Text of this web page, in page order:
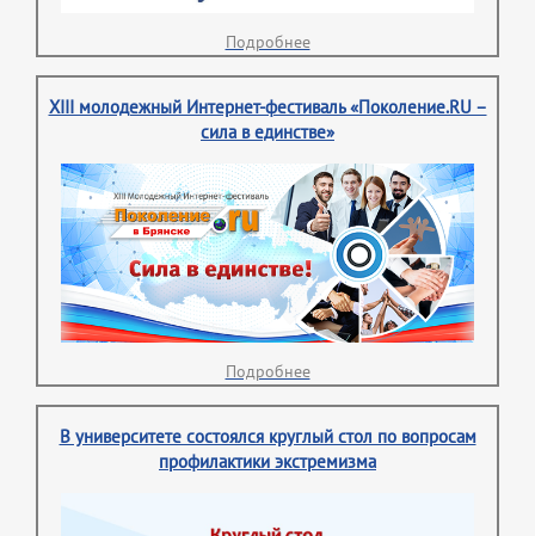
Подробнее
XIII молодежный Интернет-фестиваль «Поколение.RU –
сила в единстве»
Подробнее
В университете состоялся круглый стол по вопросам
профилактики экстремизма